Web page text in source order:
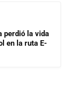
perdió la vida
en la ruta E-